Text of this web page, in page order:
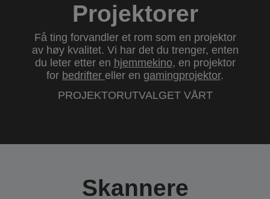
Projektorer
Få ting forvandler et rom som en projektor
av høy kvalitet. Vi har det du trenger, enten
du leter etter en hjemmekino, en projektor
for bedrifter eller en gamingprojektor.
PROJEKTORUTVALGET VÅRT
Skannere